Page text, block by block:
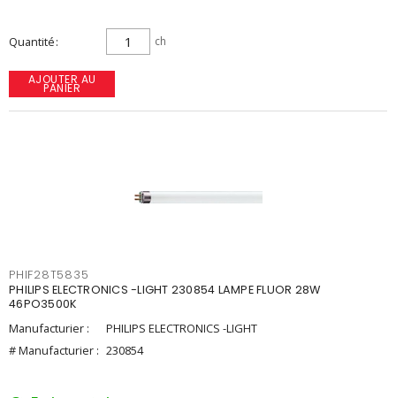
Quantité ch
AJOUTER AU
PANIER
PHIF28T5835
PHILIPS ELECTRONICS -LIGHT 230854 LAMPE FLUOR 28W
46PO3500K
Manufacturier :
PHILIPS ELECTRONICS -LIGHT
# Manufacturier : 230854